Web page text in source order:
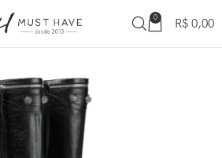
0 R$ 0,00